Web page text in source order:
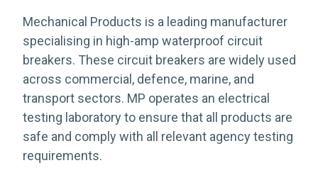
Mechanical Products is a leading manufacturer
specialising in high-amp waterproof circuit
breakers. These circuit breakers are widely used
across commercial, defence, marine, and
transport sectors. MP operates an electrical
testing laboratory to ensure that all products are
safe and comply with all relevant agency testing
requirements.